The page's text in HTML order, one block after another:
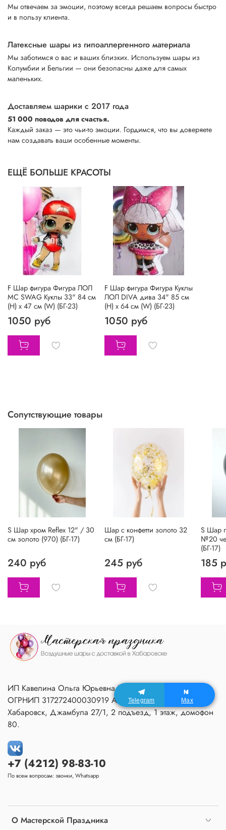
Мы отвечаем за эмоции, поэтому всегда решаем вопросы быстро
и в пользу клиента.
Латексные шары из гипоаллергенного материала
Мы заботимся о вас и ваших близких. Используем шары из
Колумбии и Бельгии — они безопасны даже для самых
маленьких.
Доставляем шарики с 2017 года
51 000 поводов для счастья.
Каждый заказ — это чьи-то эмоции. Гордимся, что вы доверяете
нам создавать ваши особенные моменты.
ЕЩЁ БОЛЬШЕ КРАСОТЫ
F Шар фигура Фигура ЛОЛ
MC SWAG Куклы 33" 84 см
(H) х 47 см (W) (БГ-23)
1050 руб
F Шар фигура Фигура Куклы
ЛОЛ DIVA дива 34" 85 см
(H) х 64 см (W) (БГ-23)
1050 руб
Сопутствующие товары
S Шар хром Reflex 12" / 30
см золото (970) (БГ-17)
240 руб
Шар с конфетти золото 32
см (БГ-17)
245 руб
S Шар
№20
(БГ-17)
185
О Мастерской Праздника
+7 (4212) 98-83-10
По всем вопросам: звонки, Whatsapp
ИП Кавелина Ольга Юрьевна ИНН 270604366791
ОГРНИП 317272400030919 Адрес Мастерской:
Хабаровск, Джамбула 27/1, 2 подъезд, 1 этаж, домофон
80.
Telegram Max